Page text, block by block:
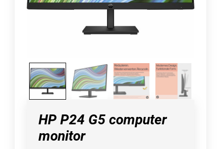
HP P24 G5 computer
monitor